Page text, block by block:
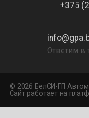
+375
Ответим в
© 2026 БелCИ-ГП
Сайт работает на